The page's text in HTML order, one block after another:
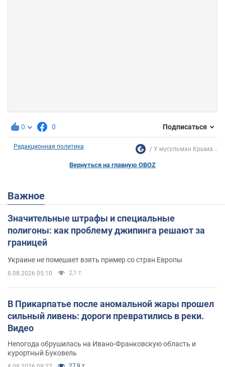
0 0 Подписаться
Редакционная политика У мусульман Крыма...
Вернуться на главную OBOZ
Важное
Значительные штрафы и специальные
полигоны: как проблему джипинга решают за
границей
Украине не помешает взять пример со стран Европы
8.08.2026 05:10 2,1 т.
В Прикарпатье после аномальной жары прошел
сильный ливень: дороги превратились в реки.
Видео
Непогода обрушилась на Ивано-Франковскую область и
курортный Буковель